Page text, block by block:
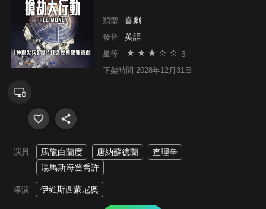
類型 喜劇
發音 英語
星等 3
下架時間 2028年12月31日
演員 馬龍白蘭度 唐納蘇德蘭
查理辛
湯馬斯海登喬許
導演 伊維斯西蒙尼奧